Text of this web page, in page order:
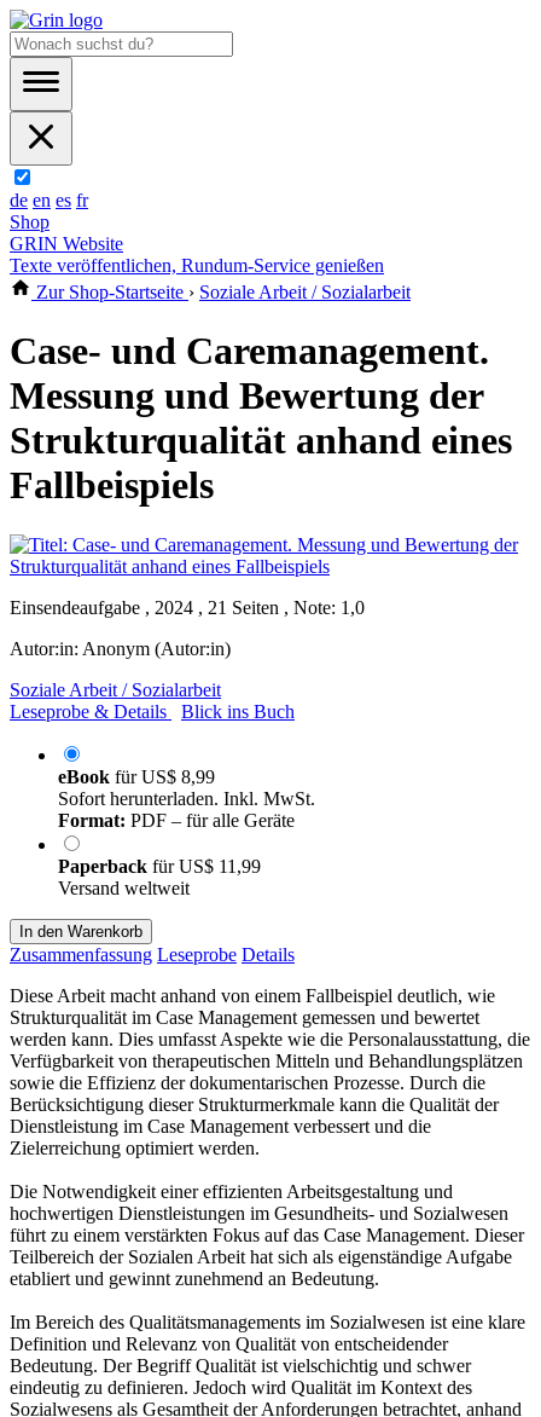
de en es fr
Shop
GRIN Website
Texte veröffentlichen, Rundum-Service genießen
Zur Shop-Startseite › Soziale Arbeit / Sozialarbeit
Case- und Caremanagement.
Messung und Bewertung der
Strukturqualität anhand eines
Fallbeispiels
Einsendeaufgabe , 2024 , 21 Seiten , Note: 1,0
Autor:in: Anonym (Autor:in)
Soziale Arbeit / Sozialarbeit
Leseprobe & Details
Blick ins Buch
eBook fürUS$ 8,99
Sofort herunterladen. Inkl. MwSt.
Format: PDF – für alle Geräte
Paperback fürUS$ 11,99
Versand weltweit
In den Warenkorb
Zusammenfassung Leseprobe Details
Diese Arbeit macht anhand von einem Fallbeispiel deutlich, wie
Strukturqualität im Case Management gemessen und bewertet
werden kann. Dies umfasst Aspekte wie die Personalausstattung, die
Verfügbarkeit von therapeutischen Mitteln und Behandlungsplätzen
sowie die Effizienz der dokumentarischen Prozesse. Durch die
Berücksichtigung dieser Strukturmerkmale kann die Qualität der
Dienstleistung im Case Management verbessert und die
Zielerreichung optimiert werden.
Die Notwendigkeit einer effizienten Arbeitsgestaltung und
hochwertigen Dienstleistungen im Gesundheits- und Sozialwesen
führt zu einem verstärkten Fokus auf das Case Management. Dieser
Teilbereich der Sozialen Arbeit hat sich als eigenständige Aufgabe
etabliert und gewinnt zunehmend an Bedeutung.
Im Bereich des Qualitätsmanagements im Sozialwesen ist eine klare
Definition und Relevanz von Qualität von entscheidender
Bedeutung. Der Begriff Qualität ist vielschichtig und schwer
eindeutig zu definieren. Jedoch wird Qualität im Kontext des
Sozialwesens als Gesamtheit der Anforderungen betrachtet, anhand